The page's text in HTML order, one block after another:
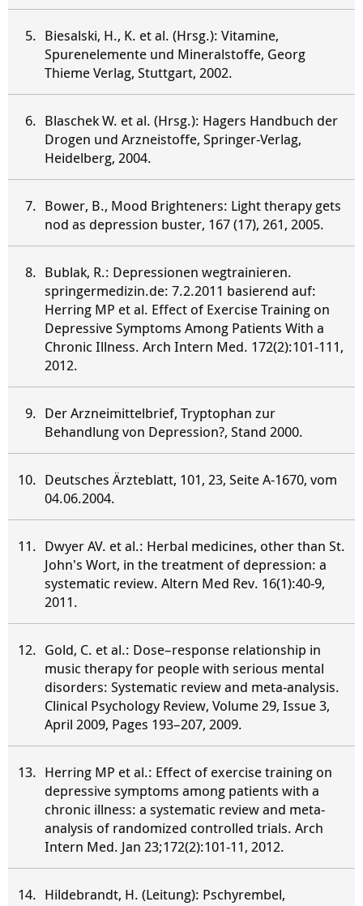
Biesalski, H., K. et al. (Hrsg.): Vitamine,
Spurenelemente und Mineralstoffe, Georg
Thieme Verlag, Stuttgart, 2002.
Blaschek W. et al. (Hrsg.): Hagers Handbuch der
Drogen und Arzneistoffe, Springer-Verlag,
Heidelberg, 2004.
Bower, B., Mood Brighteners: Light therapy gets
nod as depression buster, 167 (17), 261, 2005.
Bublak, R.: Depressionen wegtrainieren.
springermedizin.de: 7.2.2011 basierend auf:
Herring MP et al. Effect of Exercise Training on
Depressive Symptoms Among Patients With a
Chronic Illness. Arch Intern Med. 172(2):101-111,
2012.
Der Arzneimittelbrief, Tryptophan zur
Behandlung von Depression?, Stand 2000.
Deutsches Ärzteblatt, 101, 23, Seite A-1670, vom
04.06.2004.
Dwyer AV. et al.: Herbal medicines, other than St.
John's Wort, in the treatment of depression: a
systematic review. Altern Med Rev. 16(1):40-9,
2011.
Gold, C. et al.: Dose–response relationship in
music therapy for people with serious mental
disorders: Systematic review and meta-analysis.
Clinical Psychology Review, Volume 29, Issue 3,
April 2009, Pages 193–207, 2009.
Herring MP et al.: Effect of exercise training on
depressive symptoms among patients with a
chronic illness: a systematic review and meta-
analysis of randomized controlled trials. Arch
Intern Med. Jan 23;172(2):101-11, 2012.
Hildebrandt, H. (Leitung): Pschyrembel,